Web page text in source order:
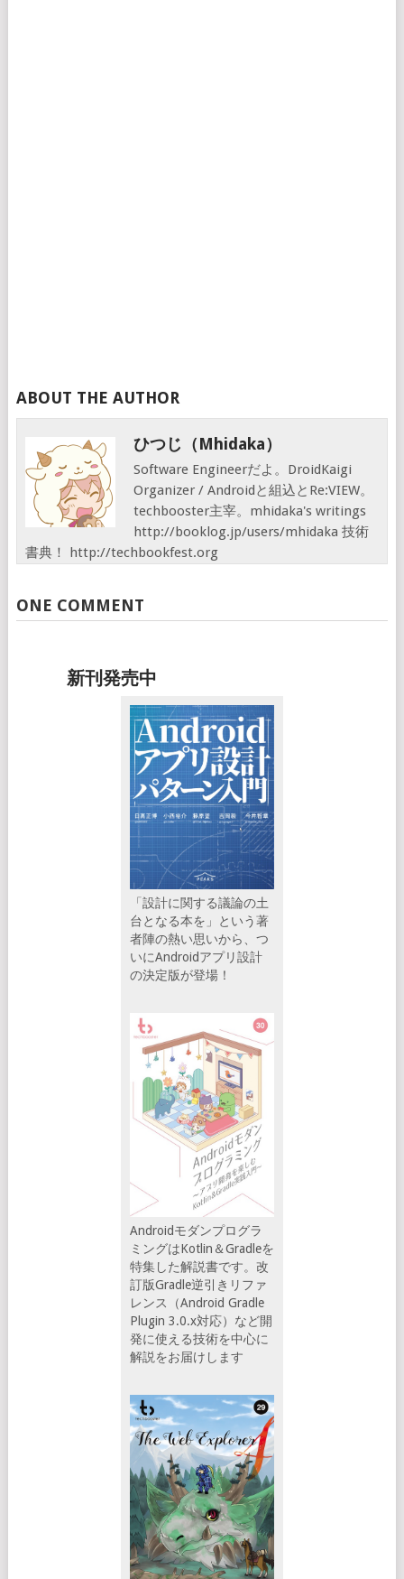
ABOUT THE AUTHOR
ひつじ（mhidaka）
Software Engineerだよ。DroidKaigi
Organizer / Androidと組込とRe:VIEW。
techbooster主宰。mhidaka's writings
http://booklog.jp/users/mhidaka 技術
書典！ http://techbookfest.org
ONE COMMENT
新刊発売中
「設計に関する議論の土
台となる本を」という著
者陣の熱い思いから、つ
いにAndroidアプリ設計
の決定版が登場！
Androidモダンプログラ
ミングはKotlin＆Gradleを
特集した解説書です。改
訂版Gradle逆引きリファ
レンス（Android Gradle
Plugin 3.0.x対応）など開
発に使える技術を中心に
解説をお届けします